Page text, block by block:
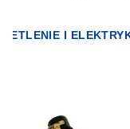
I